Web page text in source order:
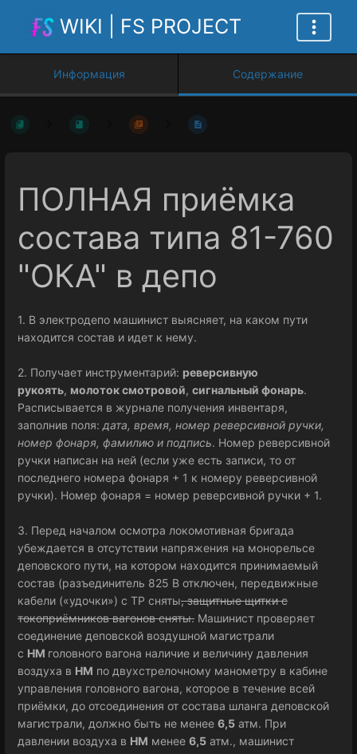
WIKI | FS PROJECT
Информация Содержание
ПОЛНАЯ приёмка
состава типа 81-760
"ОКА" в депо
1. В электродепо машинист выясняет, на каком пути
находится состав и идет к нему.
2. Получает инструментарий: реверсивную
рукоять, молоток смотровой, сигнальный фонарь.
Расписывается в журнале получения инвентаря,
заполнив поля: дата, время, номер реверсивной ручки,
номер фонаря, фамилию и подпись. Номер реверсивной
ручки написан на ней (если уже есть записи, то от
последнего номера фонаря + 1 к номеру реверсивной
ручки). Номер фонаря = номер реверсивной ручки + 1.
3. Перед началом осмотра локомотивная бригада
убеждается в отсутствии напряжения на монорельсе
деповского пути, на котором находится принимаемый
состав (разъединитель 825 В отключен, передвижные
кабели («удочки») с ТР сняты, защитные щитки с
токоприёмников вагонов сняты. Машинист проверяет
соединение деповской воздушной магистрали
с НМ головного вагона наличие и величину давления
воздуха в НМ по двухстрелочному манометру в кабине
управления головного вагона, которое в течение всей
приёмки, до отсоединения от состава шланга деповской
магистрали, должно быть не менее 6,5 атм. При
давлении воздуха в НМ менее 6,5 атм., машинист